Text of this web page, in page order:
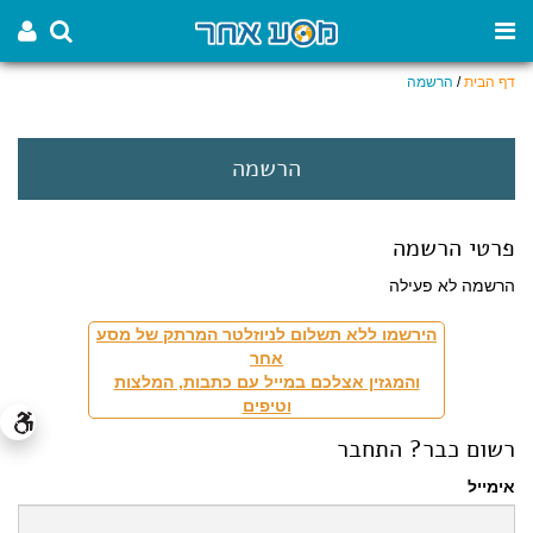
דף הבית/ הרשמה
הרשמה
פרטי הרשמה
הרשמה לא פעילה
הירשמו ללא תשלום לניוזלטר המרתק של מסע
אחר
והמגזין אצלכם במייל עם כתבות, המלצות
וטיפים
רשום כבר? התחבר
אימייל